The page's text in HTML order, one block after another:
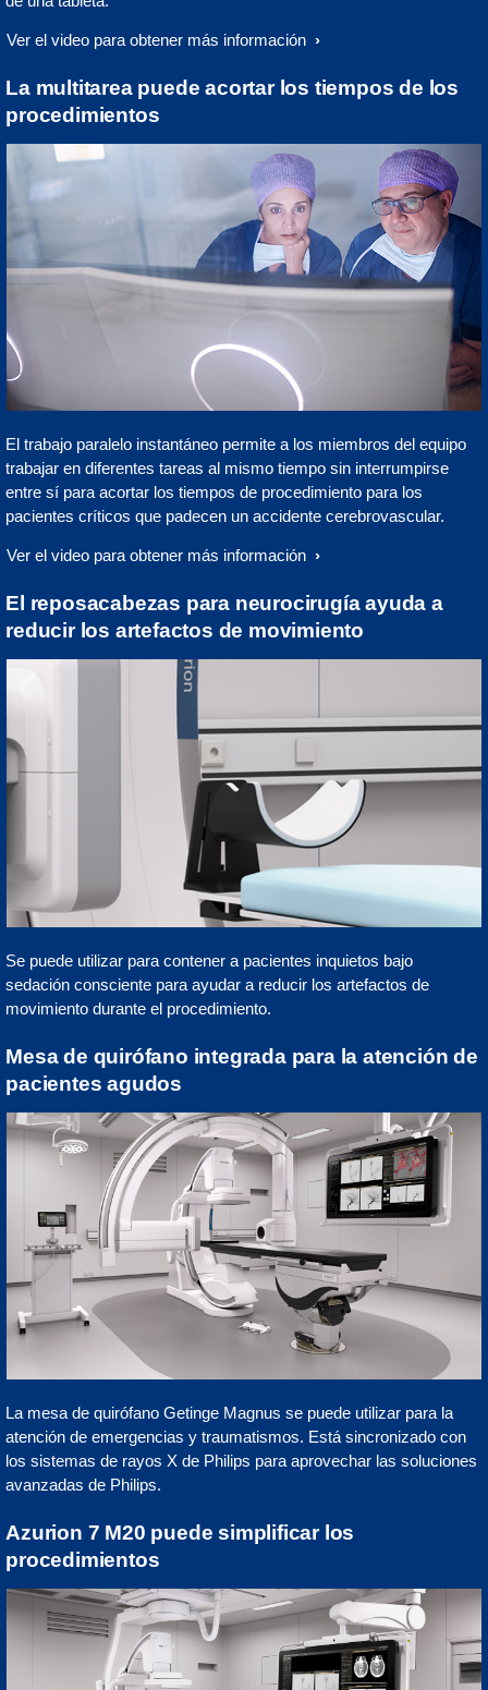
Ver el video para obtener más información
La multitarea puede acortar los tiempos de los
procedimientos
El trabajo paralelo instantáneo permite a los miembros del equipo
trabajar en diferentes tareas al mismo tiempo sin interrumpirse
entre sí para acortar los tiempos de procedimiento para los
pacientes críticos que padecen un accidente cerebrovascular.
Ver el video para obtener más información
El reposacabezas para neurocirugía ayuda a
reducir los artefactos de movimiento
Se puede utilizar para contener a pacientes inquietos bajo
sedación consciente para ayudar a reducir los artefactos de
movimiento durante el procedimiento.
Mesa de quirófano integrada para la atención de
pacientes agudos
La mesa de quirófano Getinge Magnus se puede utilizar para la
atención de emergencias y traumatismos. Está sincronizado con
los sistemas de rayos X de Philips para aprovechar las soluciones
avanzadas de Philips.
Azurion 7 M20 puede simplificar los
procedimientos